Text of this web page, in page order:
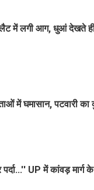
में लगी आग, धुआं देखते
में घमासान, पटवारी
पर्दा...'' UP में कांवड़